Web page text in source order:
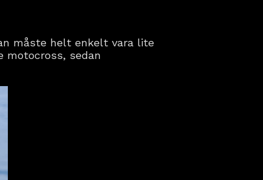
måste helt enkelt vara lite
motocross, sedan